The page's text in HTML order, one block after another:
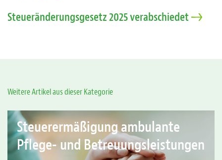
Steueränderungsgesetz 2025 verabschiedet
Weitere Artikel aus dieser Kategorie
Steuerermäßigung ambulante
Pflege- und Betreuungsleistungen